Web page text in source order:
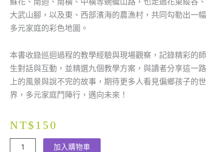
蘇花、南迴、南橫、中橫等蜿蜒山路，也走過花東縱谷、
大武山腳，以及東、西部濱海的農漁村，共同勾勒出一幅
多元家庭的彩色地圖。
本書收錄巡迴過程的教學經驗與現場觀察，記錄精彩的師
生對話與互動，並精選九個教學方案，與讀者分享這一路
上的風景與說不完的故事，期待更多人看見偏鄉孩子的世
界，多元家庭鬥陣行，邁向未來！
NT$ 150
加入購物車